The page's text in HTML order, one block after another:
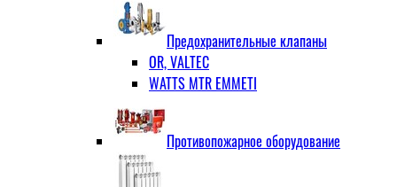
ЧАЗ (двухдисковые)
Предохранительные клапаны
OR, VALTEC
WATTS MTR EMMETI
Противопожарное оборудование